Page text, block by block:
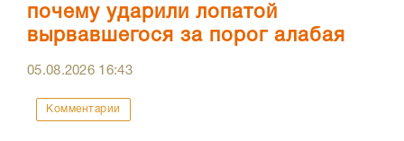
почему ударили лопатой
вырвавшегося за порог алабая
05.08.2026 16:43
Комментарии